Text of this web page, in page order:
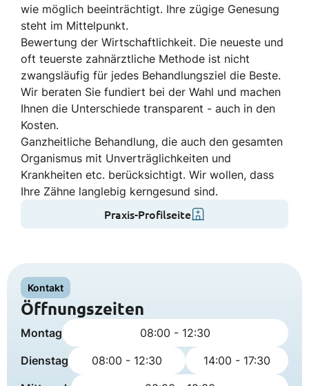
wie möglich beeinträchtigt. Ihre zügige Genesung
steht im Mittelpunkt.
Bewertung der Wirtschaftlichkeit. Die neueste und
oft teuerste zahnärztliche Methode ist nicht
zwangsläufig für jedes Behandlungsziel die Beste.
Wir beraten Sie fundiert bei der Wahl und machen
Ihnen die Unterschiede transparent - auch in den
Kosten.
Ganzheitliche Behandlung, die auch den gesamten
Organismus mit Unverträglichkeiten und
Krankheiten etc. berücksichtigt. Wir wollen, dass
Ihre Zähne langlebig kerngesund sind.
Praxis-Profilseite
Kontakt
Öffnungszeiten
Montag
08:00 - 12:30
Dienstag
08:00 - 12:30
14:00 - 17:30